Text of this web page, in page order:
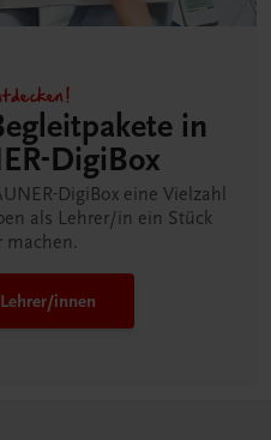
in
DigiBox
DigiBox eine Vielzahl
als Lehrer/in ein Stück
machen.
innen